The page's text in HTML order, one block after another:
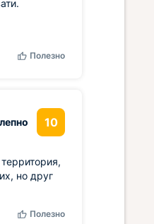
Полезно
10
но друг
Полезно